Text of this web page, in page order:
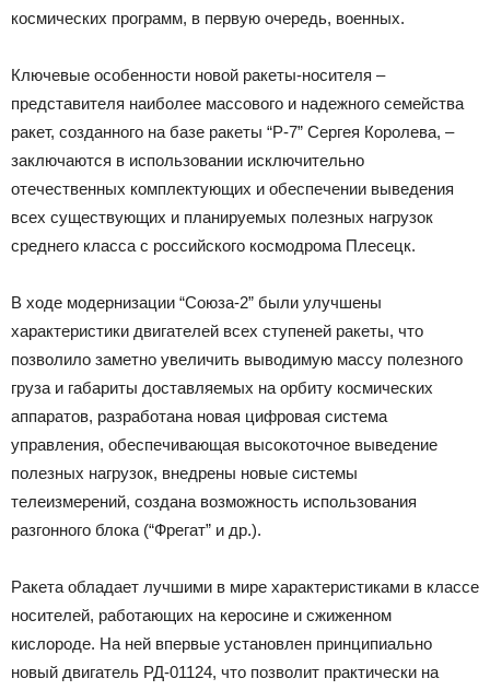
космических программ, в первую очередь, военных.
Ключевые особенности новой ракеты-носителя –
представителя наиболее массового и надежного семейства
ракет, созданного на базе ракеты “Р-7” Сергея Королева, –
заключаются в использовании исключительно
отечественных комплектующих и обеспечении выведения
всех существующих и планируемых полезных нагрузок
среднего класса с российского космодрома Плесецк.
В ходе модернизации “Союза-2” были улучшены
характеристики двигателей всех ступеней ракеты, что
позволило заметно увеличить выводимую массу полезного
груза и габариты доставляемых на орбиту космических
аппаратов, разработана новая цифровая система
управления, обеспечивающая высокоточное выведение
полезных нагрузок, внедрены новые системы
телеизмерений, создана возможность использования
разгонного блока (“Фрегат” и др.).
Ракета обладает лучшими в мире характеристиками в классе
носителей, работающих на керосине и сжиженном
кислороде. На ней впервые установлен принципиально
новый двигатель РД-01124, что позволит практически на